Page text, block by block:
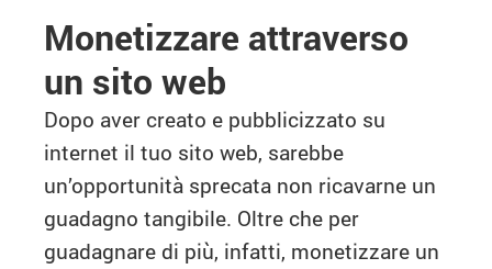
Monetizzare attraverso
un sito web
Dopo aver creato e pubblicizzato su
internet il tuo sito web, sarebbe
un’opportunità sprecata non ricavarne un
guadagno tangibile. Oltre che per
guadagnare di più, infatti, monetizzare un